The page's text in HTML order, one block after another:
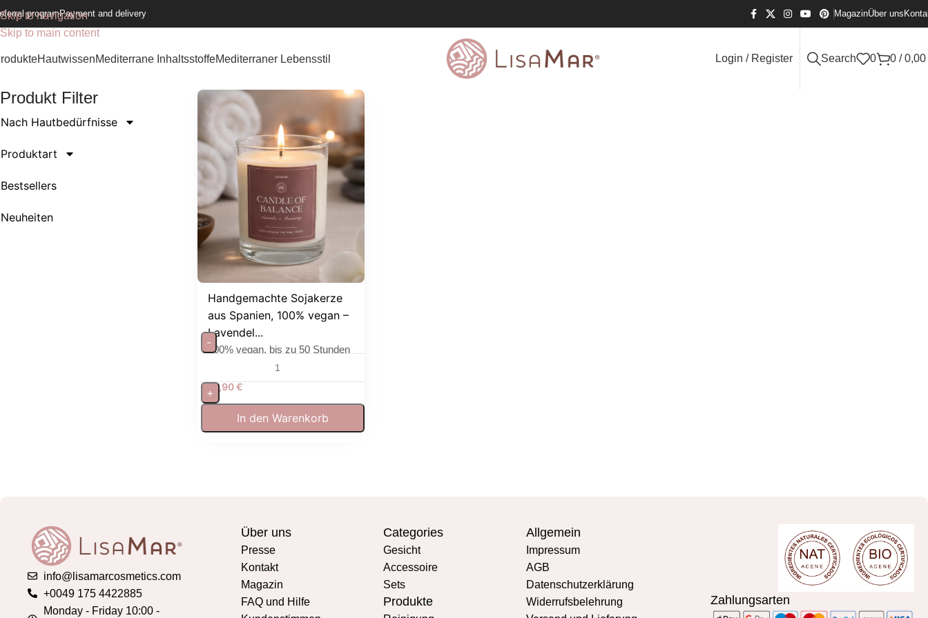
Skip to navigation
Skip to main content
programPayment and delivery MagazinÜber uns
HautwissenMediterrane InhaltsstoffeMediterraner Lebensstil Login / Register Search 0 0 / 0,00
Produkt Filter
Nach Hautbedürfnisse
Produktart
Bestsellers
Neuheiten
Handgemachte Sojakerze
aus Spanien, 100% vegan –
Lavendel...
100% vegan, bis zu 50 Stunden
19,90€
-
+
In den Warenkorb
info@lisamarcosmetics.com
+0049 175 4422885
Monday - Friday 10:00 -
Über uns
Presse
Kontakt
Magazin
FAQ und Hilfe
Categories
Gesicht
Accessoire
Sets
Produkte
Allgemein
Impressum
AGB
Datenschutzerklärung
Widerrufsbelehrung
Zahlungsarten